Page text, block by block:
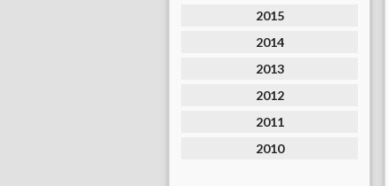
2015
2014
2013
2012
2011
2010